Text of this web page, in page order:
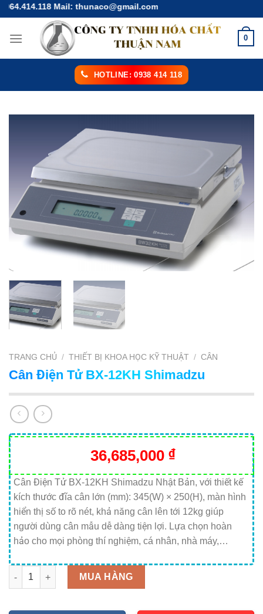
Chuyển
nội
Mail: thunaco@gmail.com
0
HOTLINE: 0938 414 118
TRANG CHỦ / THIẾT BỊ KHOA HỌC KỸ THUẬT / CÂN
Cân Điện Tử BX-12KH Shimadzu
36,685,000 ₫
Cân Điện Tử BX-12KH Shimadzu Nhật Bản, với thiết kế
kích thước đĩa cân lớn (mm): 345(W) × 250(H), màn hình
hiển thị số to rõ nét, khả năng cân lên tới 12kg giúp
người dùng cân mẫu dễ dàng tiện lợi. Lựa chọn hoàn
hảo cho mọi phòng thí nghiệm, cá nhân, nhà máy,…
Cân Điện Tử BX-12KH Shimadzu số lượng
MUA HÀNG